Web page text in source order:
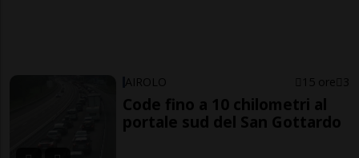
AIROLO 15 ore 3
Code fino a 10 chilometri al
portale sud del San Gottardo